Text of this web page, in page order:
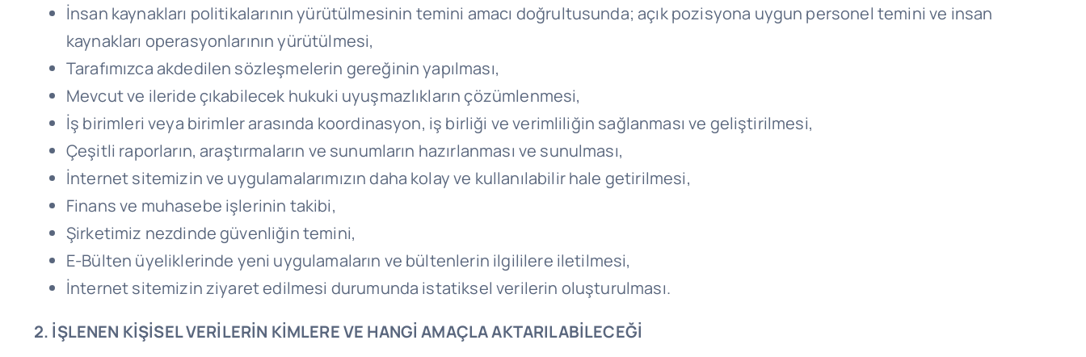
İnsan kaynakları politikalarının yürütülmesinin temini amacı doğrultusunda; açık pozisyona uygun personel temini ve insan
kaynakları operasyonlarının yürütülmesi,
Tarafımızca akdedilen sözleşmelerin gereğinin yapılması,
Mevcut ve ileride çıkabilecek hukuki uyuşmazlıkların çözümlenmesi,
İş birimleri veya birimler arasında koordinasyon, iş birliği ve verimliliğin sağlanması ve geliştirilmesi,
Çeşitli raporların, araştırmaların ve sunumların hazırlanması ve sunulması,
İnternet sitemizin ve uygulamalarımızın daha kolay ve kullanılabilir hale getirilmesi,
Finans ve muhasebe işlerinin takibi,
Şirketimiz nezdinde güvenliğin temini,
E-Bülten üyeliklerinde yeni uygulamaların ve bültenlerin ilgililere iletilmesi,
İnternet sitemizin ziyaret edilmesi durumunda istatiksel verilerin oluşturulması.
2. İŞLENEN KİŞİSEL VERİLERİN KİMLERE VE HANGİ AMAÇLA AKTARILABİLECEĞİ